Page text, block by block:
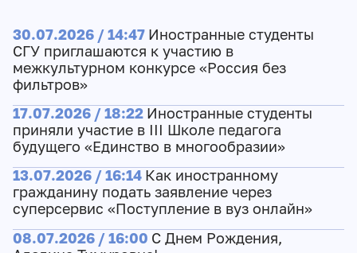
30.07.2026 / 14:47 Иностранные студенты
СГУ приглашаются к участию в
межкультурном конкурсе «Россия без
фильтров»
17.07.2026 / 18:22 Иностранные студенты
приняли участие в III Школе педагога
будущего «Единство в многообразии»
13.07.2026 / 16:14 Как иностранному
гражданину подать заявление через
суперсервис «Поступление в вуз онлайн»
08.07.2026 / 16:00 С Днем Рождения,